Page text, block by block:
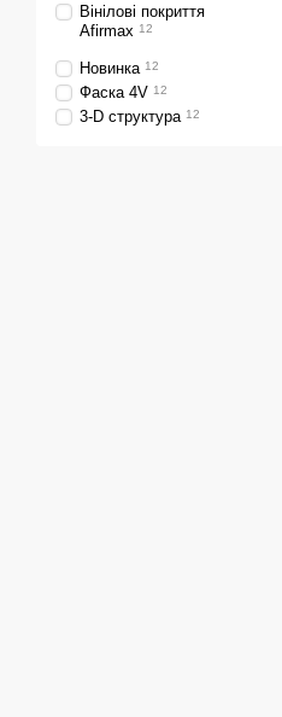
Вінілові покриття
Afirmax 12
Новинка 12
Фаска 4V 12
3-D структура 12